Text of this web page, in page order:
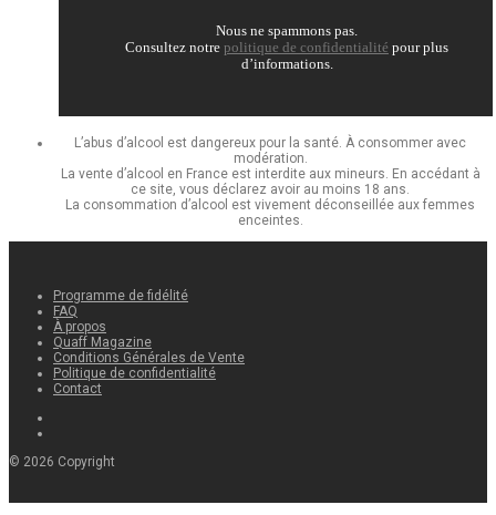
Nous ne spammons pas.
Consultez notre politique de confidentialité pour plus
d’informations.
L’abus d’alcool est dangereux pour la santé. À consommer avec
modération.
La vente d’alcool en France est interdite aux mineurs. En accédant à
ce site, vous déclarez avoir au moins 18 ans.
La consommation d’alcool est vivement déconseillée aux femmes
enceintes.
Programme de fidélité
FAQ
À propos
Quaff Magazine
Conditions Générales de Vente
Politique de confidentialité
Contact
© 2026 Copyright